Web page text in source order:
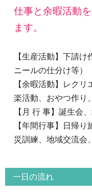
仕事と余暇活動
ます。
【生産活動】下請
ニールの仕分け等）
【余暇活動】レク
楽活動、おやつ作り
【月 行 事】誕生会
【年間行事】日帰
災訓練、地域交流会
一日の流れ